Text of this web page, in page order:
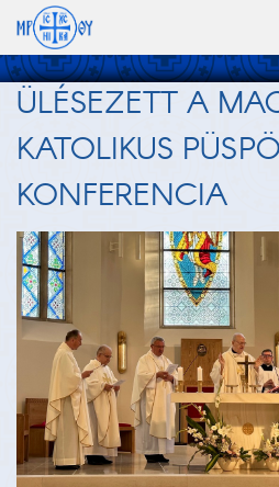
ÜLÉSEZETT A
KATOLIKUS
KONFERENCIA